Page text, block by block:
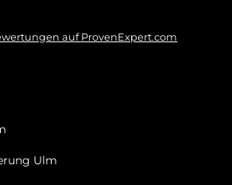
auf ProvenExpert.com
Ulm